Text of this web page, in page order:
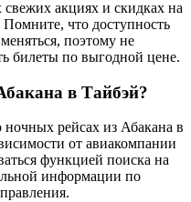
акциях и скидках на
что доступность
поэтому не
билеты по выгодной цене.
в Тайбэй?
рейсах из Абакана в
от авиакомпании
функцией поиска на
информации по